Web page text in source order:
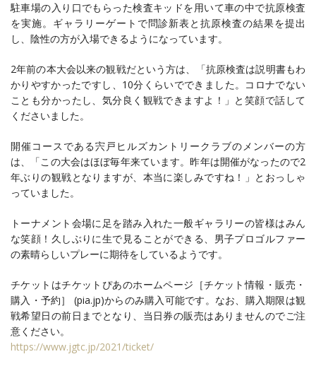
駐車場の入り口でもらった検査キッドを用いて車の中で抗原検査
を実施。ギャラリーゲートで問診新表と抗原検査の結果を提出
し、陰性の方が入場できるようになっています。
2年前の本大会以来の観戦だという方は、「抗原検査は説明書もわ
かりやすかったですし、10分くらいでできました。コロナでない
ことも分かったし、気分良く観戦できますよ！」と笑顔で話して
くださいました。
開催コースである宍戸ヒルズカントリークラブのメンバーの方
は、「この大会はほぼ毎年来ています。昨年は開催がなったので2
年ぶりの観戦となりますが、本当に楽しみですね！」とおっしゃ
っていました。
トーナメント会場に足を踏み入れた一般ギャラリーの皆様はみん
な笑顔！久しぶりに生で見ることができる、男子プロゴルファー
の素晴らしいプレーに期待をしているようです。
チケットはチケットぴあのホームページ［チケット情報・販売・
購入・予約］ (pia.jp)からのみ購入可能です。なお、購入期限は観
戦希望日の前日までとなり、当日券の販売はありませんのでご注
意ください。
https://www.jgtc.jp/2021/ticket/